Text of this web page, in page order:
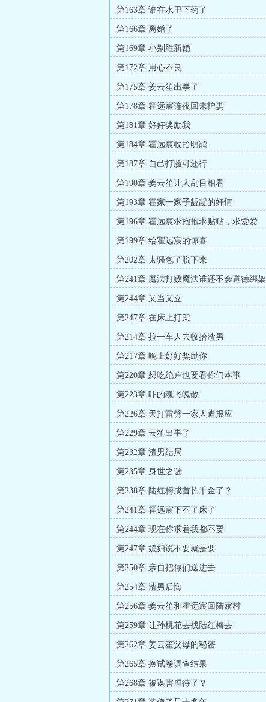
第163章 谁在水里下药了
第166章 离婚了
第169章 小别胜新婚
第172章 用心不良
第175章 姜云笙出事了
第178章 霍远宸连夜回来护妻
第181章 好好奖励我
第184章 霍远宸收拾明鹃
第187章 自己打脸可还行
第190章 姜云笙让人刮目相看
第193章 霍家一家子龌龊的奸情
第196章 霍远宸求抱抱求贴贴，求爱爱
第199章 给霍远宸的惊喜
第202章 太骚包了脱下来
第241章 魔法打败魔法谁还不会道德绑架
第244章 又当又立
第247章 在床上打架
第214章 拉一车人去收拾渣男
第217章 晚上好好奖励你
第220章 想吃绝户也要看你们本事
第223章 吓的魂飞魄散
第226章 天打雷劈一家人遭报应
第229章 云笙出事了
第232章 渣男结局
第235章 身世之谜
第238章 陆红梅成首长千金了？
第241章 霍远宸下不了床了
第244章 现在你求着我都不要
第247章 媳妇说不要就是要
第250章 亲自把你们送进去
第254章 渣男后悔
第256章 姜云笙和霍远宸回陆家村
第259章 让孙桃花去找陆红梅去
第262章 姜云笙父母的秘密
第265章 换试卷调查结果
第268章 被谋害虐待了？